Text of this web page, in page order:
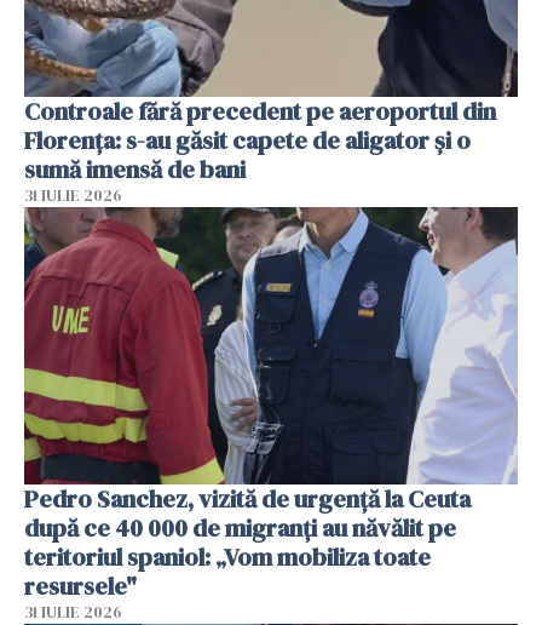
Controale fără precedent pe aeroportul din
Florența: s-au găsit capete de aligator și o
sumă imensă de bani
31 IULIE 2026
Pedro Sanchez, vizită de urgență la Ceuta
după ce 40 000 de migranți au năvălit pe
teritoriul spaniol: „Vom mobiliza toate
resursele"
31 IULIE 2026